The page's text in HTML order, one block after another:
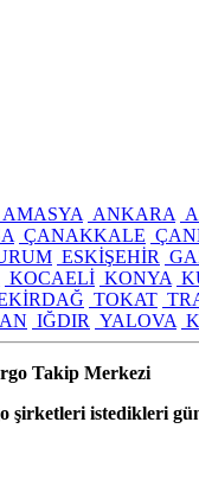
AMASYA ANKARA
ÇANAKKALE
ESKİŞEHİR
KOCAELİ KONYA
TOKAT
IĞDIR YALOVA
Takip Merkezi
istedikleri